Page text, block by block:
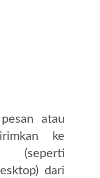
atau
ke
(seperti
dari